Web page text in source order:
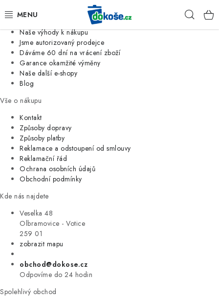
Jsme tradiční česká firma
Naše výhody k nákupu
Jsme autorizovaný prodejce
Dáváme 60 dní na vrácení zboží
Garance okamžité výměny
Naše další e-shopy
Blog
Vše o nákupu
Kontakt
Způsoby dopravy
Způsoby platby
Reklamace a odstoupení od smlouvy
Reklamační řád
Ochrana osobních údajů
Obchodní podmínky
Kde nás najdete
Veselka 48
Olbramovice - Votice
259 01
zobrazit mapu
obchod@dokose.cz
Odpovíme do 24 hodin
Spolehlivý obchod
KOŠE
SÁČKY
KUCHYNĚ
ORGANIZACE
DOMÁCNOST
ÚKLID
VÝPRODEJ
ZNAČKY
Úvod Kontakt Blog
Moje objednávka